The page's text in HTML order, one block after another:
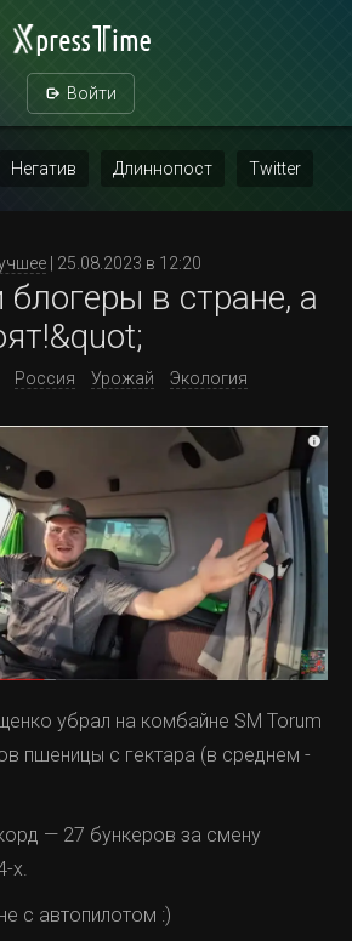
Войти
Негатив Длиннопост Twitter
| 25.08.2023 в 12:20
в стране, а
Россия Урожай Экология
убрал на комбайне SM Torum
пшеницы с гектара (в среднем -
— 27 бункеров за смену
х.
с автопилотом :)